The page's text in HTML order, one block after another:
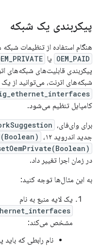
پیکربندی یک شبکه
هنگام استفاده از تنظیمات شبکه
OEM_PAID یا
پیکربندی قابلیت‌های شبکه‌های
شبکه‌های اترنت، می‌توانید از
کامپایل تنظیم می‌شود.
برای وای‌فای، API
جدید اندروید ۱۲،
در زمان اجرا تغییر داد.
به این مثال‌ها توجه کنید:
یک لایه منبع به نام
مشخص می‌کند:
نام رابطی که باید